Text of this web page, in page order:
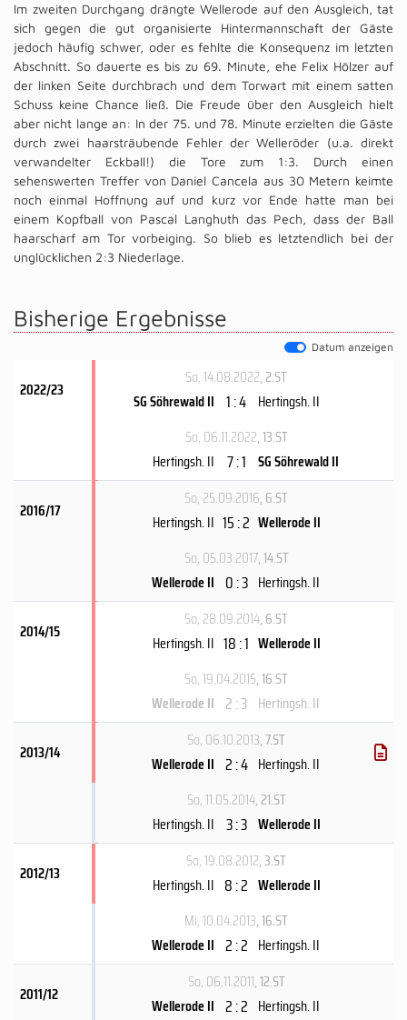
Im zweiten Durchgang drängte Wellerode auf den Ausgleich, tat
sich gegen die gut organisierte Hintermannschaft der Gäste
jedoch häufig schwer, oder es fehlte die Konsequenz im letzten
Abschnitt. So dauerte es bis zu 69. Minute, ehe Felix Hölzer auf
der linken Seite durchbrach und dem Torwart mit einem satten
Schuss keine Chance ließ. Die Freude über den Ausgleich hielt
aber nicht lange an: In der 75. und 78. Minute erzielten die Gäste
durch zwei haarsträubende Fehler der Welleröder (u.a. direkt
verwandelter Eckball!) die Tore zum 1:3. Durch einen
sehenswerten Treffer von Daniel Cancela aus 30 Metern keimte
noch einmal Hoffnung auf und kurz vor Ende hatte man bei
einem Kopfball von Pascal Langhuth das Pech, dass der Ball
haarscharf am Tor vorbeiging. So blieb es letztendlich bei der
unglücklichen 2:3 Niederlage.
Bisherige Ergebnisse
Datum anzeigen
2022/23
So, 14.08.2022, 2.ST
SG Söhrewald II 1 : 4 Hertingsh. II
So, 06.11.2022, 13.ST
Hertingsh. II 7 : 1 SG Söhrewald II
2016/17
So, 25.09.2016, 6.ST
Hertingsh. II 15 : 2 Wellerode II
So, 05.03.2017, 14.ST
Wellerode II 0 : 3 Hertingsh. II
2014/15
So, 28.09.2014, 6.ST
Hertingsh. II 18 : 1 Wellerode II
So, 19.04.2015, 16.ST
Wellerode II 2 : 3 Hertingsh. II
2013/14
So, 06.10.2013, 7.ST
Wellerode II 2 : 4 Hertingsh. II
So, 11.05.2014, 21.ST
Hertingsh. II 3 : 3 Wellerode II
2012/13
So, 19.08.2012, 3.ST
Hertingsh. II 8 : 2 Wellerode II
Mi, 10.04.2013, 16.ST
Wellerode II 2 : 2 Hertingsh. II
2011/12
So, 06.11.2011, 12.ST
Wellerode II 2 : 2 Hertingsh. II